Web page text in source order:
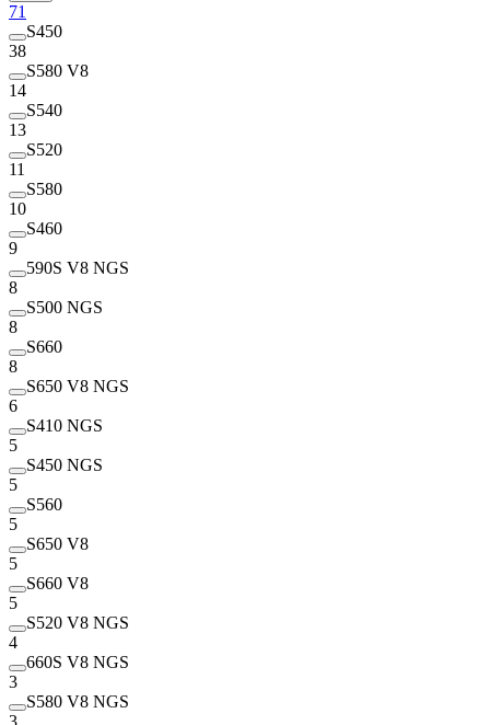
71
S450
38
S580 V8
14
S540
13
S520
11
S580
10
S460
9
590S V8 NGS
8
S500 NGS
8
S660
8
S650 V8 NGS
6
S410 NGS
5
S450 NGS
5
S560
5
S650 V8
5
S660 V8
5
S520 V8 NGS
4
660S V8 NGS
3
S580 V8 NGS
3